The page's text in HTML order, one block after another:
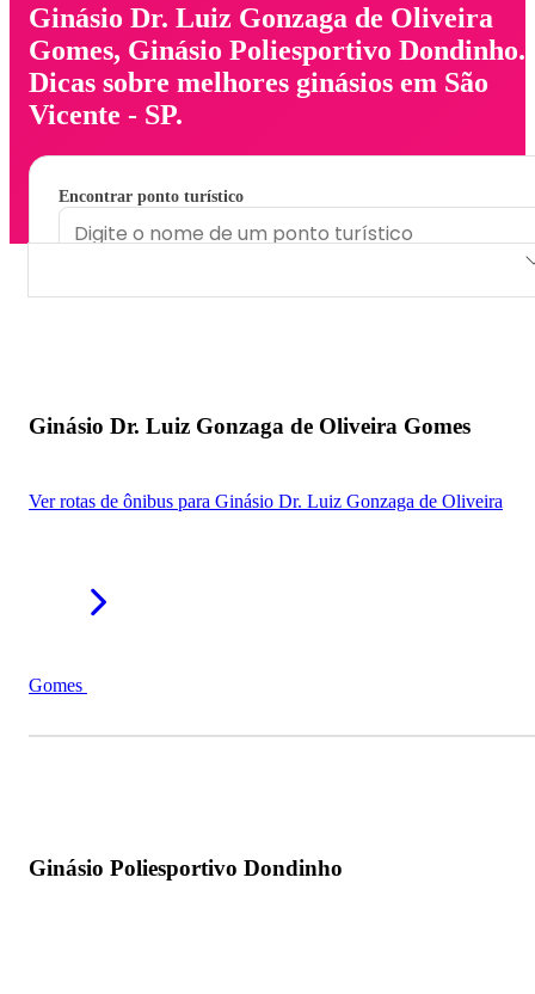
Ginásio Dr. Luiz Gonzaga de Oliveira
Gomes, Ginásio Poliesportivo Dondinho.
Dicas sobre melhores ginásios em São
Vicente - SP.
Encontrar ponto turístico
Ginásio Dr. Luiz Gonzaga de Oliveira Gomes
Ver rotas de ônibus para Ginásio Dr. Luiz Gonzaga de Oliveira
Gomes
Ginásio Poliesportivo Dondinho